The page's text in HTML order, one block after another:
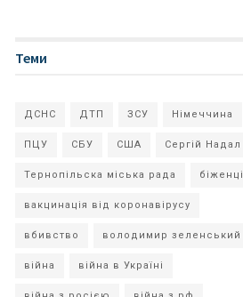
Теми
ДСНС ДТП ЗСУ Німеччина
ПЦУ СБУ США Сергій Надал
Тернопільска міська рада біженці
вакцинація від коронавірусу
вбивство володимир зеленський
війна війна в Україні